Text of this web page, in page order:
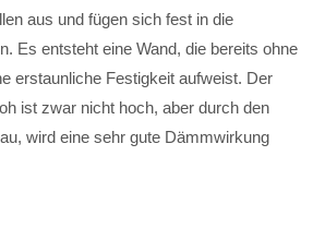
aus und fügen sich fest in die
Es entsteht eine Wand, die bereits ohne
erstaunliche Festigkeit aufweist. Der
ist zwar nicht hoch, aber durch den
wird eine sehr gute Dämmwirkung